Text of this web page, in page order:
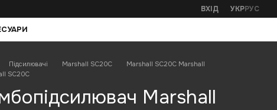
ВХІД УКРРУС
Підсилювачі Marshall SC20С
Marshall SC20С Marshall
SC20С
Marshall